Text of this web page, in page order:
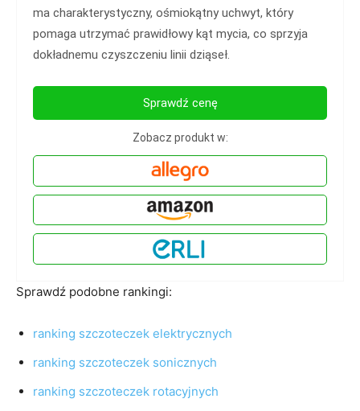
ma charakterystyczny, ośmiokątny uchwyt, który
pomaga utrzymać prawidłowy kąt mycia, co sprzyja
dokładnemu czyszczeniu linii dziąseł.
Sprawdź cenę
Zobacz produkt w:
Sprawdź podobne rankingi:
ranking szczoteczek elektrycznych
ranking szczoteczek sonicznych
ranking szczoteczek rotacyjnych